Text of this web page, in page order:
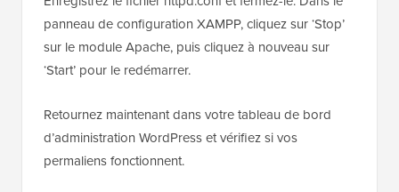
panneau de configuration XAMPP, cliquez sur ‘Stop’
sur le module Apache, puis cliquez à nouveau sur
‘Start’ pour le redémarrer.
Retournez maintenant dans votre tableau de bord
d’administration WordPress et vérifiez si vos
permaliens fonctionnent.